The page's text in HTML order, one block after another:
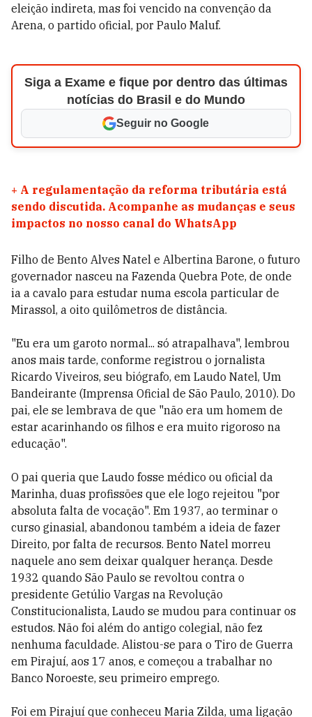
eleição indireta, mas foi vencido na convenção da
Arena, o partido oficial, por Paulo Maluf.
Siga a Exame e fique por dentro das últimas
notícias do Brasil e do Mundo
Seguir no Google
+ A regulamentação da reforma tributária está
sendo discutida. Acompanhe as mudanças e seus
impactos no nosso canal do WhatsApp
Filho de Bento Alves Natel e Albertina Barone, o futuro
governador nasceu na Fazenda Quebra Pote, de onde
ia a cavalo para estudar numa escola particular de
Mirassol, a oito quilômetros de distância.
"Eu era um garoto normal... só atrapalhava", lembrou
anos mais tarde, conforme registrou o jornalista
Ricardo Viveiros, seu biógrafo, em Laudo Natel, Um
Bandeirante (Imprensa Oficial de São Paulo, 2010). Do
pai, ele se lembrava de que "não era um homem de
estar acarinhando os filhos e era muito rigoroso na
educação".
O pai queria que Laudo fosse médico ou oficial da
Marinha, duas profissões que ele logo rejeitou "por
absoluta falta de vocação". Em 1937, ao terminar o
curso ginasial, abandonou também a ideia de fazer
Direito, por falta de recursos. Bento Natel morreu
naquele ano sem deixar qualquer herança. Desde
1932 quando São Paulo se revoltou contra o
presidente Getúlio Vargas na Revolução
Constitucionalista, Laudo se mudou para continuar os
estudos. Não foi além do antigo colegial, não fez
nenhuma faculdade. Alistou-se para o Tiro de Guerra
em Pirajuí, aos 17 anos, e começou a trabalhar no
Banco Noroeste, seu primeiro emprego.
Foi em Pirajuí que conheceu Maria Zilda, uma ligação